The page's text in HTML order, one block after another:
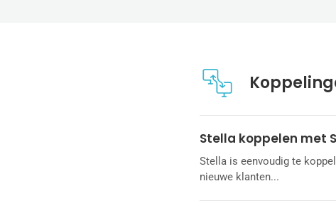
Stella koppelen met
Stella is eenvoudig te
nieuwe klanten...